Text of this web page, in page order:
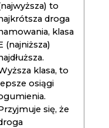
to
droga
klasa
(najniższa)
klasa, to
osiągi
się, że